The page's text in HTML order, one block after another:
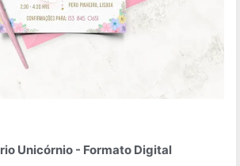
Unicórnio - Formato Digital